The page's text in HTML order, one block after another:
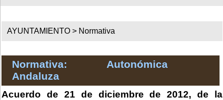
AYUNTAMIENTO > Normativa
Normativa: Autonómica
Andaluza
Acuerdo de 21 de diciembre de 2012, de la